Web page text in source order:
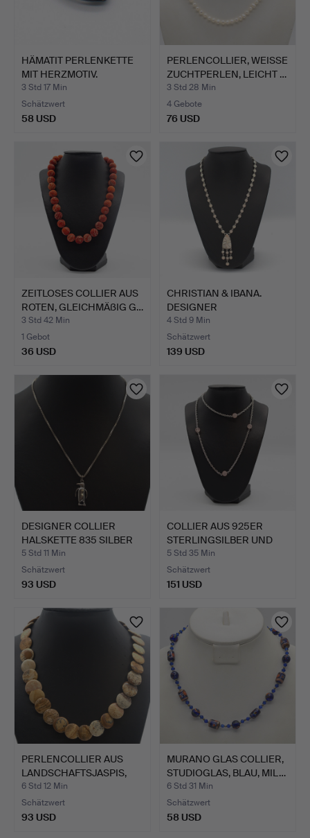
HÄMATIT PERLENKETTE
MIT HERZMOTIV.
3 Std 17 Min
Schätzwert
58 USD
PERLENCOLLIER, WEISSE
ZUCHTPERLEN, LEICHT …
3 Std 28 Min
4 Gebote
76 USD
ZEITLOSES COLLIER AUS
ROTEN, GLEICHMÄßIG G…
3 Std 42 Min
1 Gebot
36 USD
CHRISTIAN & IBANA.
DESIGNER
GLIEDERCOLLIER…
4 Std 9 Min
Schätzwert
139 USD
DESIGNER COLLIER
HALSKETTE 835 SILBER
ANHÄ…
5 Std 11 Min
Schätzwert
93 USD
COLLIER AUS 925ER
STERLINGSILBER UND
ROSEN…
5 Std 35 Min
Schätzwert
151 USD
PERLENCOLLIER AUS
LANDSCHAFTSJASPIS,
FLACH…
6 Std 12 Min
Schätzwert
93 USD
MURANO GLAS COLLIER,
STUDIOGLAS, BLAU, MIL…
6 Std 31 Min
Schätzwert
58 USD